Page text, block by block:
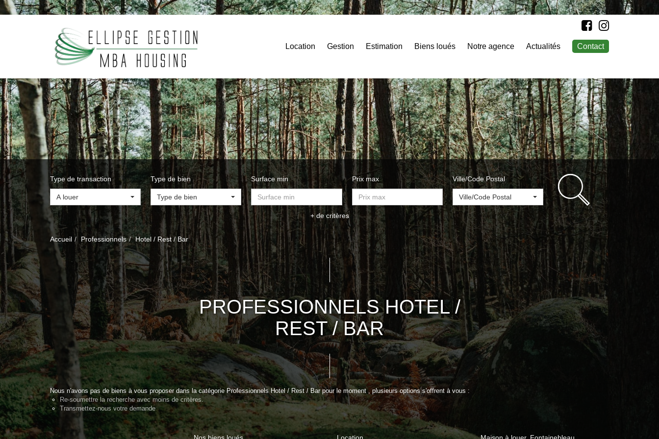
Location Gestion Estimation Biens loués Notre agence Actualités Contact
Type de transaction
A louer
Type de bien
Type de bien
Surface min Prix max Ville/Code Postal
Ville/Code Postal
+ de critères
Accueil Professionnels Hotel / Rest / Bar
PROFESSIONNELS HOTEL /
REST / BAR
Nous n'avons pas de biens à vous proposer dans la catégorie Professionnels Hotel / Rest / Bar pour le moment , plusieurs options s'offrent à vous :
Re-soumettre la recherche avec moins de critères.
Transmettez-nous votre demande